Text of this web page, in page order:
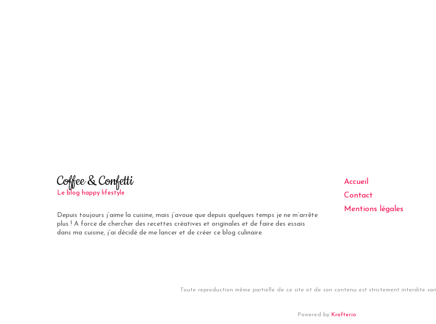
Coffee & Confetti
Le blog happy lifestyle
Depuis toujours j’aime la cuisine, mais j’avoue que depuis quelques temps je ne m’arrête
plus ! A force de chercher des recettes créatives et originales et de faire des essais
dans ma cuisine, j’ai décidé de me lancer et de créer ce blog culinaire.
Accueil
Contact
Mentions légales
Toute reproduction même partielle de ce site et de son contenu est strictement interdite
Powered by Krafter.io